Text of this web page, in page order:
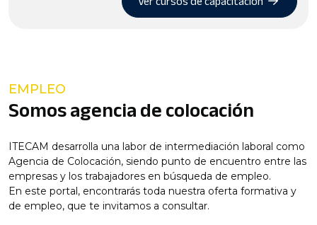
EMPLEO
Somos agencia de colocación
ITECAM desarrolla una labor de intermediación laboral como
Agencia de Colocación, siendo punto de encuentro entre las
empresas y los trabajadores en búsqueda de empleo.
En este portal, encontrarás toda nuestra oferta formativa y
de empleo, que te invitamos a consultar.